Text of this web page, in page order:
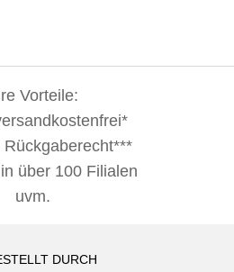
Vorteile:
Rückgaberecht***
über 100 Filialen
uvm.
DURCH